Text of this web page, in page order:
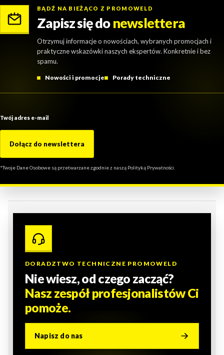
BĄDŹ NA BIEŻĄCO Z PROMOWELD
Zapisz się donewslettera
Otrzymuj informacje o nowościach, wybranych promocjach i
praktyczne wskazówki naszych ekspertów. Konkretnie i bez
spamu.
Nowości i promocje Porady techniczne
Twój adres e-mail
Dołącz do newslettera
*Twoje Dane Osobowe są przetwarzane zgodnie z naszą Polityką Prywatności.
DORADZTWO TECHNICZNE PROMOWELD
Nie wiesz, od czego zacząć?
Nasz zespół profesjonalistów Ci
pomoże.
Napisz do nas